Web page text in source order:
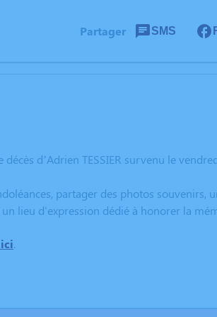
Partager SMS
d’Adrien TESSIER survenu le
partager des photos souvenirs,
lieu d'expression dédié à honorer la
.